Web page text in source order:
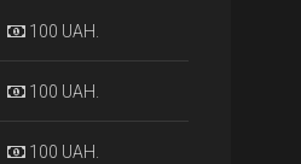
100 UAH.
100 UAH.
100 UAH.